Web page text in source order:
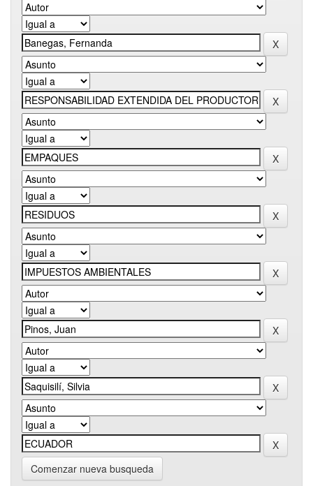
Comenzar nueva busqueda